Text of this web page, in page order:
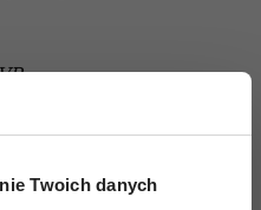
Twoich danych